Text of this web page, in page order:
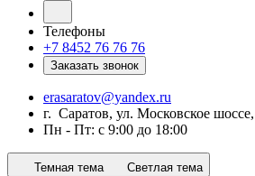
Телефоны
+7 8452 76 76 76
Заказать звонок
erasaratov@yandex.ru
г. Саратов, ул. Московское
Пн - Пт: с 9:00 до 18:00
Темная тема Светлая тема